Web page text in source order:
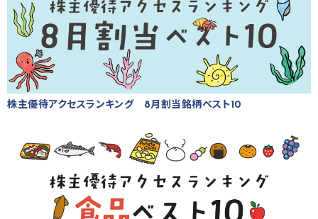
株主優待アクセスランキング 8月割当銘柄ベスト10